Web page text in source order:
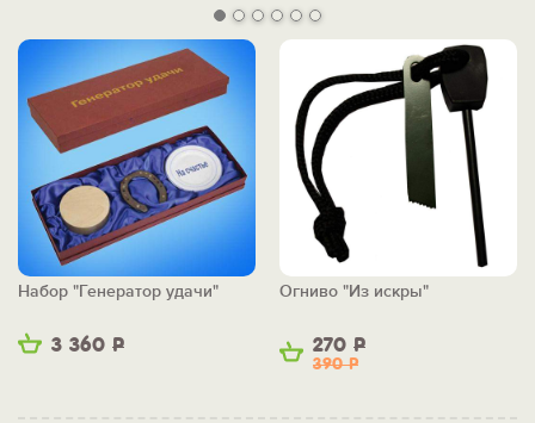
3 360 Р
Набор "Генератор удачи"
270 Р
390Р
Огниво "Из искры"